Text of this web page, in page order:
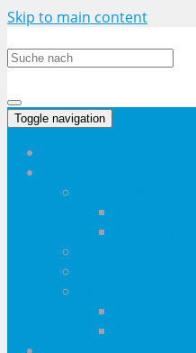
Skip to main content
Toggle navigation